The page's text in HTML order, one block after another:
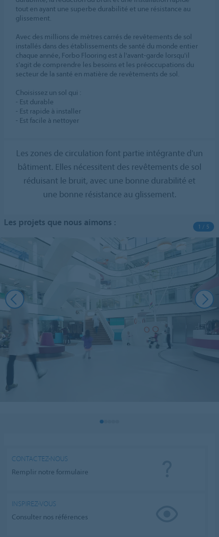
tout en ayant une superbe durabilité et une résistance au
glissement.
Avec des millions de mètres carrés de revêtements de sol
installés dans des établissements de santé du monde entier
chaque année, Forbo Flooring est à l'avant-garde lorsqu'il
s'agit de comprendre les besoins et les préoccupations du
secteur de la santé en matière de revêtements de sol.
Choisissez un sol qui :
- Est durable
- Est rapide à installer
- Est facile à nettoyer
Les zones de circulation font partie intégrante d'un
bâtiment. Elles nécessitent des revêtements de sol
réduisant le bruit, avec une bonne durabilité et
une bonne résistance au glissement.
Les projets que nous aimons : 1 / 5
CONTACTEZ-NOUS
Remplir notre formulaire
INSPIREZ-VOUS
Consulter nos références